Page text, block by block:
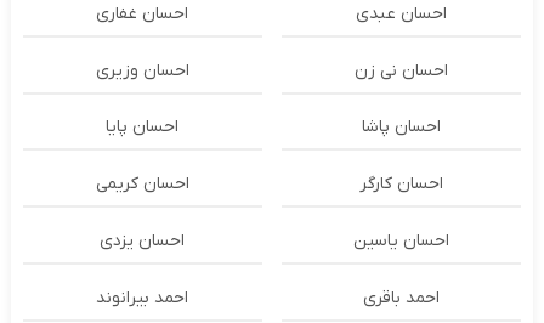
احسان عبدی احسان غفاری
احسان نی زن احسان وزیری
احسان پاشا احسان پایا
احسان کارگر احسان کریمی
احسان یاسین احسان یزدی
احمد باقری احمد بیرانوند